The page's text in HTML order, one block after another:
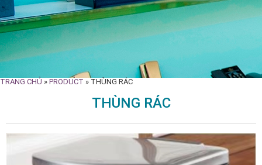
TRANG CHỦ » PRODUCT » THÙNG RÁC
THÙNG RÁC